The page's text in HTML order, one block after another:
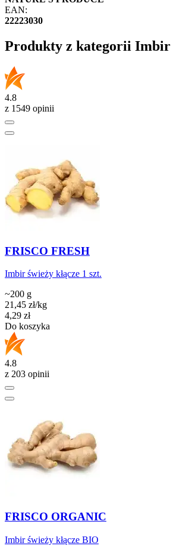
EAN:
22223030
Produkty z kategorii Imbir
4.8
z 1549 opinii
FRISCO FRESH
Imbir świeży kłącze 1 szt.
~200 g
21,45 zł/kg
Cena
4,29 zł
Do koszyka
4.8
z 203 opinii
FRISCO ORGANIC
Imbir świeży kłącze BIO